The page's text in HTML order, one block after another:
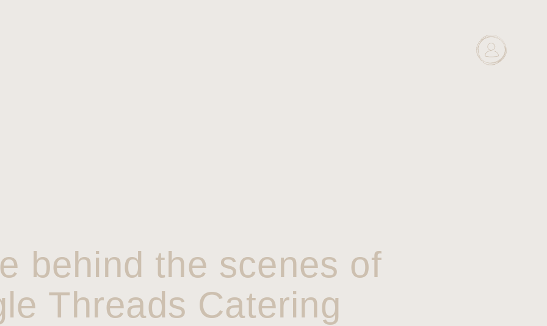
behind the scenes of
Threads Catering